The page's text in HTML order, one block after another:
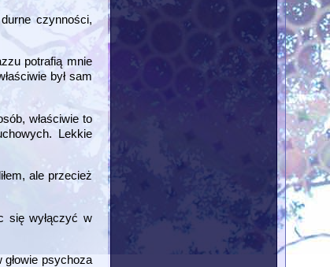
czynności,
potrafią mnie
był sam
właściwie to
Lekkie
ale przecież
się wyłączyć w
psychoza